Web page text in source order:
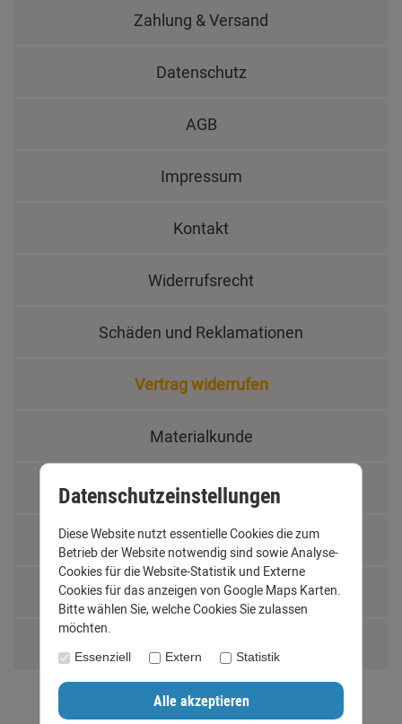
Zahlung & Versand
Datenschutz
AGB
Impressum
Kontakt
Widerrufsrecht
Schäden und Reklamationen
Vertrag widerrufen
Materialkunde
Fachbegriffe
Jobs
Montage und Installationshilfen
Datenschutzeinstellungen
Diese Website nutzt essentielle Cookies die zum
Betrieb der Website notwendig sind sowie Analyse-
Cookies für die Website-Statistik und Externe
Cookies für das anzeigen von Google Maps Karten.
Bitte wählen Sie, welche Cookies Sie zulassen
möchten.
Essenziell Extern Statistik